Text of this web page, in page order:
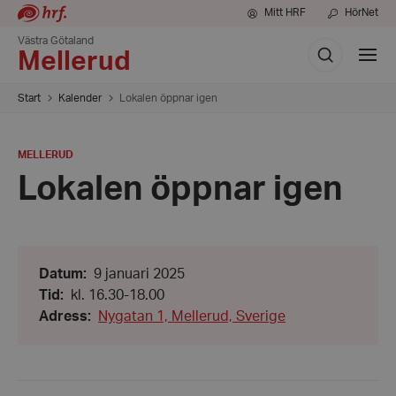
Mitt HRF HörNet
Västra Götaland
Mellerud
Sök
Visa
meny
Start Kalender Lokalen öppnar igen
PLATS:
MELLERUD
Lokalen öppnar igen
Datum:
Datum:
9
januari
2025
9 januari 2025
Tid :
Från:
16.30
kl. 16.30-18.00
Adress: Nygatan 1, Mellerud, Sverige